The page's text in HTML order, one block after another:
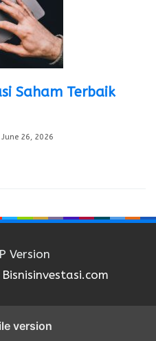
Saham Terbaik
June 26, 2026
Version
version